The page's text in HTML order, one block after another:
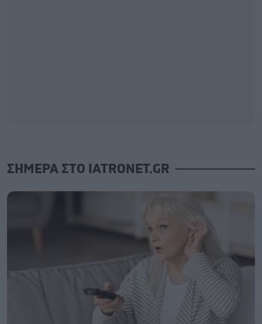
ΣΗΜΕΡΑ ΣΤΟ IATRONET.GR